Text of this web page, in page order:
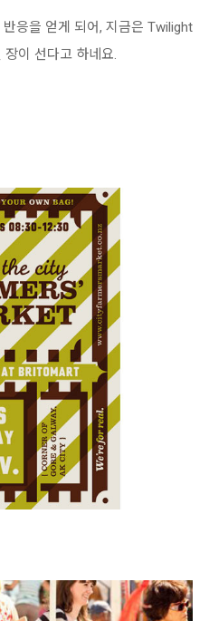
응을 얻게 되어, 지금은 Twilight
이 선다고 하네요.